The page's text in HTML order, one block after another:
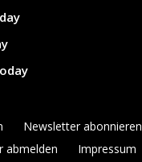
Newsletter abonnieren
abmelden
Impressum